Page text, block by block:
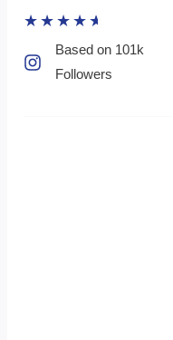
★ ★ ★ ★ ★
Based on 101k
Followers​